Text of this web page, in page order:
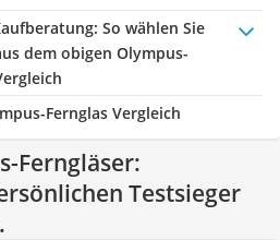
: So wählen Sie
dem obigen Olympus-
Fernglas Vergleich
Ferngläser:
Testsieger